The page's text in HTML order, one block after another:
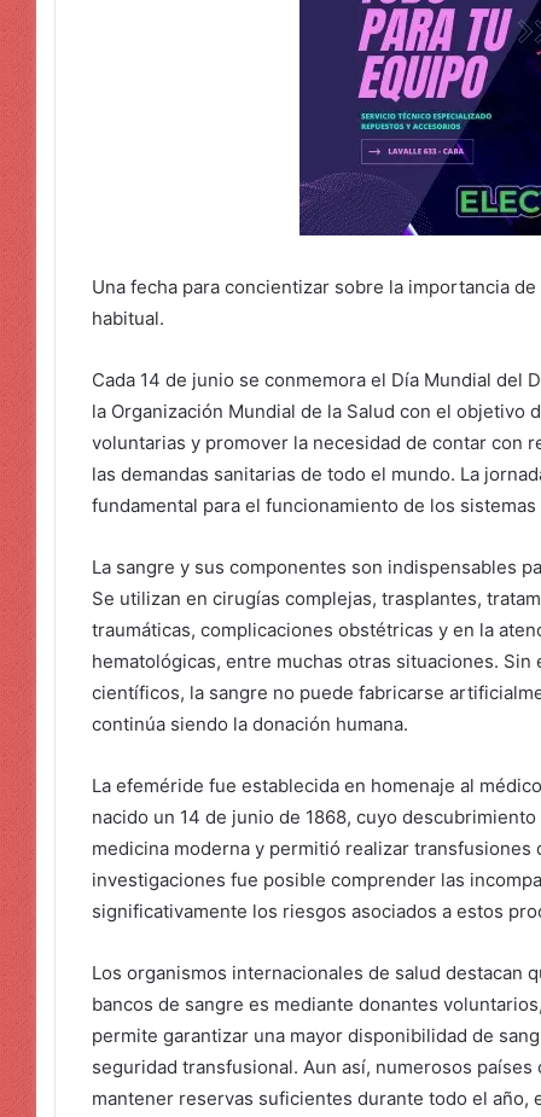
Una fecha para concientizar sobre la importancia
habitual.
Cada 14 de junio se conmemora el Día Mundial del
la Organización Mundial de la Salud con el objetivo
voluntarias y promover la necesidad de contar con
las demandas sanitarias de todo el mundo. La
fundamental para el funcionamiento de los
La sangre y sus componentes son indispensables
Se utilizan en cirugías complejas, trasplantes,
traumáticas, complicaciones obstétricas y en la
hematológicas, entre muchas otras situaciones.
científicos, la sangre no puede fabricarse
continúa siendo la donación humana.
La efeméride fue establecida en homenaje al
nacido un 14 de junio de 1868, cuyo
medicina moderna y permitió realizar transfusiones
investigaciones fue posible comprender las
significativamente los riesgos asociados a estos
Los organismos internacionales de salud destacan
bancos de sangre es mediante donantes
permite garantizar una mayor disponibilidad de
seguridad transfusional. Aun así, numerosos
mantener reservas suficientes durante todo el año,